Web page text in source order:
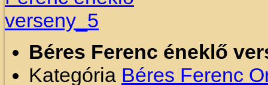
Béres Ferenc éneklő
Kategória Béres Ferenc